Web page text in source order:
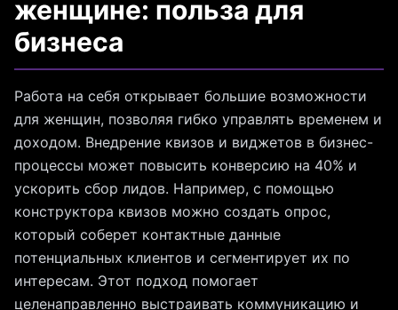
женщине: польза для
бизнеса
Работа на себя открывает большие возможности
для женщин, позволяя гибко управлять временем и
доходом. Внедрение квизов и виджетов в бизнес-
процессы может повысить конверсию на 40% и
ускорить сбор лидов. Например, с помощью
конструктора квизов можно создать опрос,
который соберет контактные данные
потенциальных клиентов и сегментирует их по
интересам. Этот подход помогает
целенаправленно выстраивать коммуникацию и